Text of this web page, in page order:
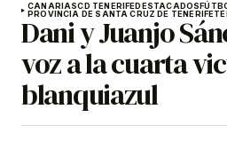
CANARIASCD TENERIFEDESTACADOS
PROVINCIA DE SANTA CRUZ DE TENERIFE
Dani y Juanjo
voz a la cuarta
blanquiazul